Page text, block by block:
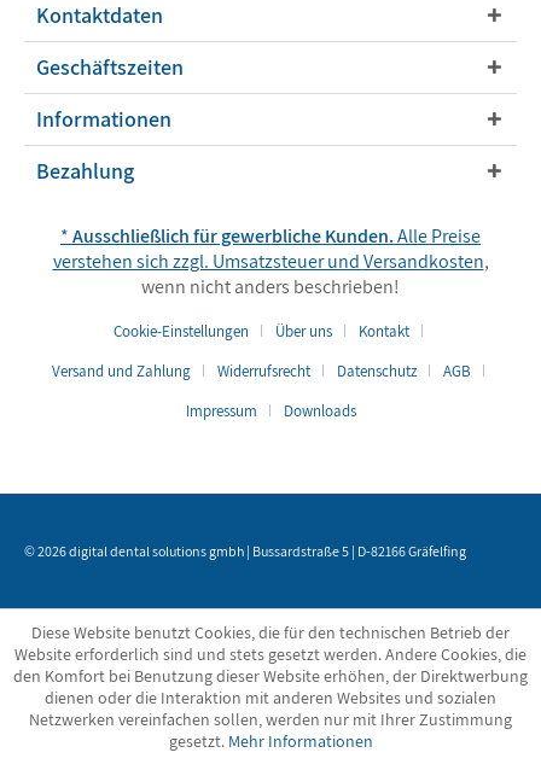
Kontaktdaten
Geschäftszeiten
Informationen
Bezahlung
*Ausschließlich für gewerbliche Kunden.Alle Preise
verstehen sich zzgl. Umsatzsteuer undVersandkosten,
wenn nicht anders beschrieben!
Cookie-Einstellungen Über uns
Kontakt
Versand und Zahlung
Widerrufsrecht Datenschutz
AGB
Impressum
Downloads
© 2026 digital dental solutions gmbh | Bussardstraße 5 | D-82166 Gräfelfing
Diese Website benutzt Cookies, die für den technischen Betrieb der
Website erforderlich sind und stets gesetzt werden. Andere Cookies, die
den Komfort bei Benutzung dieser Website erhöhen, der Direktwerbung
dienen oder die Interaktion mit anderen Websites und sozialen
Netzwerken vereinfachen sollen, werden nur mit Ihrer Zustimmung
gesetzt. Mehr Informationen